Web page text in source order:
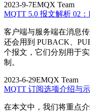
2023-9-7EMQX Team
MQTT 5.0 报文解析 02
客户端与服务端在消息
还会用到 PUBACK、
个报文，它们分别用于
制。
2023-6-29EMQX Team
MQTT 订阅选项介绍与
在本文中，我们将重点